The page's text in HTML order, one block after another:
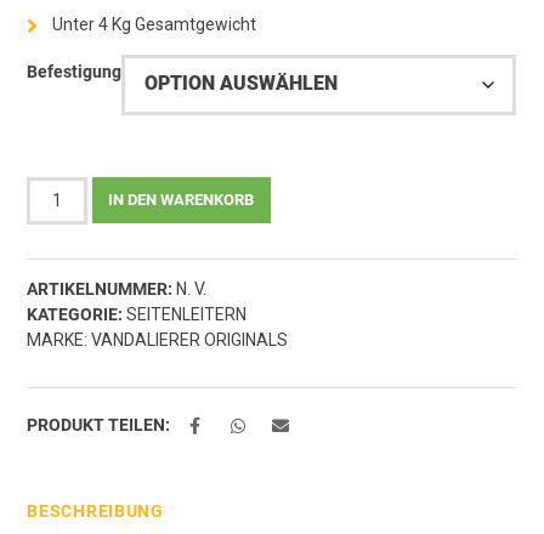
Unter 4 Kg Gesamtgewicht
Befestigung
"Short"
-
VW
T4
VW
T5
|
IN DEN WARENKORB
ARTIKELNUMMER: N. V.
KATEGORIE: SEITENLEITERN
MARKE:VANDALIERER ORIGINALS
PRODUKT TEILEN:
BESCHREIBUNG